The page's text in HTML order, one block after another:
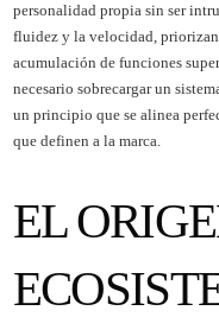
personalidad propia sin ser
fluidez y la velocidad,
acumulación de funciones
necesario sobrecargar un
un principio que se alinea
que definen a la marca.
EL